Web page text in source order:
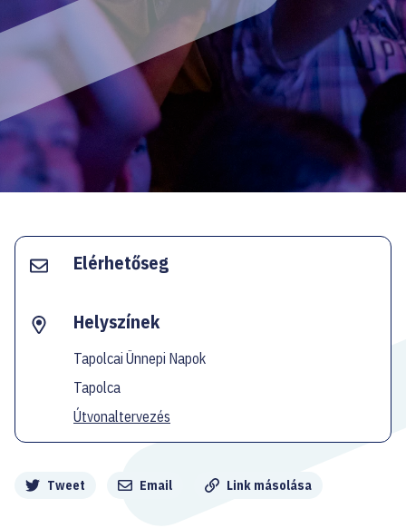
InstagramYouTubeSpotify Twitter
EN
Tweet Email Link másolása
Elérhetőseg
Helyszínek
Tapolcai Ünnepi Napok
Tapolca
Útvonaltervezés